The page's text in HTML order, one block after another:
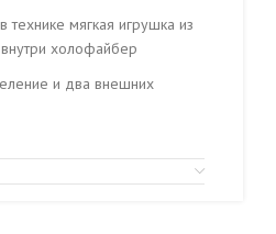
технике мягкая игрушка из
холофайбер
и два внешних